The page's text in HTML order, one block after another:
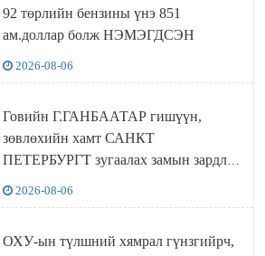
92 төрлийн бензины үнэ 851
ам.доллар болж НЭМЭГДСЭН
2026-08-06
Говийн Г.ГАНБААТАР гишүүн,
зөвлөхийн хамт САНКТ
ПЕТЕРБУРГТ зугаалах замын зардлаа
2026-08-06
ОХУ-ын түлшний хямрал гүнзгийрч,